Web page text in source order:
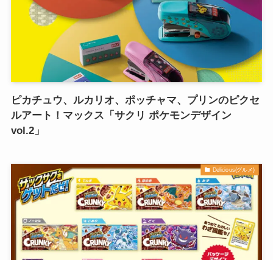
ピカチュウ、ルカリオ、ポッチャマ、プリンのピクセ
ルアート！マックス「サクリ ポケモンデザイン
vol.2」
Delicious(グルメ)